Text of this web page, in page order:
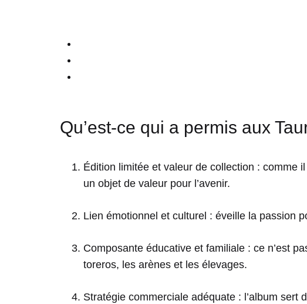
Qu’est-ce qui a permis aux
Édition limitée et valeur de collection : comme
un objet de valeur pour l’avenir.
Lien émotionnel et culturel : éveille la passion
Composante éducative et familiale : ce n’est
toreros, les arènes et les élevages.
Stratégie commerciale adéquate : l’album sert